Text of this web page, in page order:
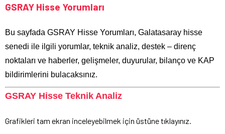
GSRAY Hisse Yorumları
Bu sayfada GSRAY Hisse Yorumları, Galatasaray hisse
senedi ile ilgili yorumlar, teknik analiz, destek – direnç
noktaları ve haberler, gelişmeler, duyurular, bilanço ve KAP
bildirimlerini bulacaksınız.
GSRAY Hisse Teknik Analiz
Grafikleri tam ekran inceleyebilmek için üstüne tıklayınız.